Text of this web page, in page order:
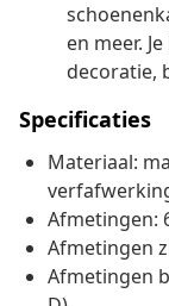
en meer.
decoratie,
Specificaties
Materiaal:
Afmetingen:
Afmetingen
Afmetingen